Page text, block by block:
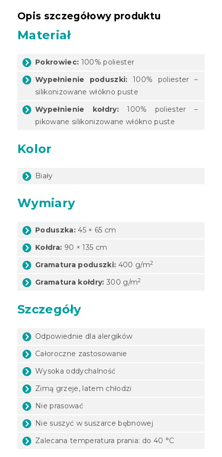
Opis szczegółowy produktu
Materiał
Pokrowiec: 100% poliester
Wypełnienie poduszki: 100% poliester –
silikonizowane włókno puste
Wypełnienie kołdry: 100% poliester –
pikowane silikonizowane włókno puste
Kolor
Biały
Wymiary
Poduszka: 45 × 65 cm
Kołdra: 90 × 135 cm
Gramatura poduszki: 400 g/m2
Gramatura kołdry: 300 g/m2
Szczegóły
Odpowiednie dla alergików
Całoroczne zastosowanie
Wysoka oddychalność
Zimą grzeje, latem chłodzi
Nie prasować
Nie suszyć w suszarce bębnowej
Zalecana temperatura prania: do 40 °C